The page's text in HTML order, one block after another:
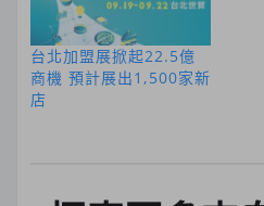
台北加盟展掀起22.5億
商機 預計展出1,500家新
店